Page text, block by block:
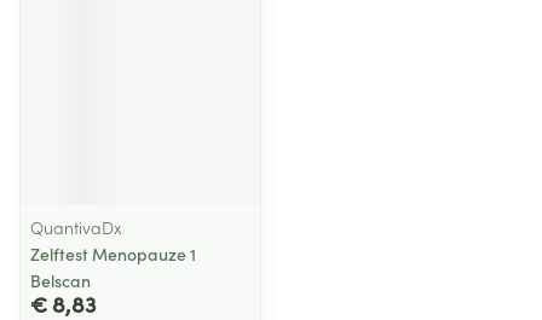
QuantivaDx
Zelftest Menopauze 1
Belscan
€ 8,83